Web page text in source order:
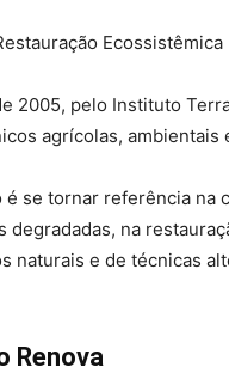
Ecossistêmica
2005, pelo Instituto
agrícolas, ambientais
se tornar referência na
degradadas, na
naturais e de técnicas
Renova